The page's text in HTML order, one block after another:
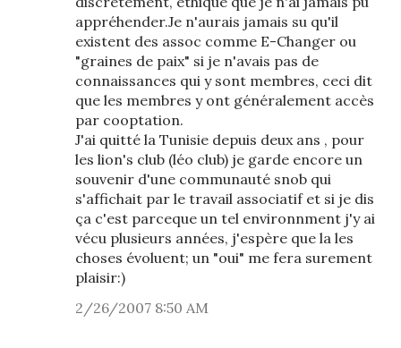
appréhender.Je n'aurais jamais su qu'il
existent des assoc comme E-Changer ou
"graines de paix" si je n'avais pas de
connaissances qui y sont membres, ceci dit
que les membres y ont généralement accès
par cooptation.
J'ai quitté la Tunisie depuis deux ans , pour
les lion's club (léo club) je garde encore un
souvenir d'une communauté snob qui
s'affichait par le travail associatif et si je dis
ça c'est parceque un tel environnment j'y ai
vécu plusieurs années, j'espère que la les
choses évoluent; un "oui" me fera surement
plaisir:)
2/26/2007 8:50 AM